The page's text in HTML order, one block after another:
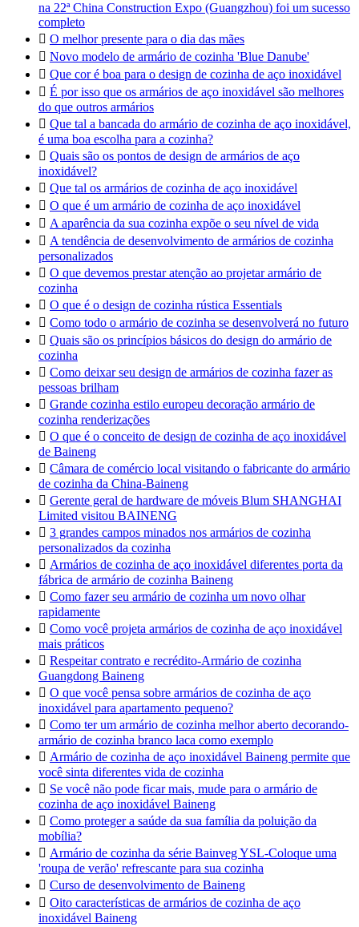
na 22ª China Construction Expo (Guangzhou) foi um sucesso
completo
 O melhor presente para o dia das mães
 Novo modelo de armário de cozinha 'Blue Danube'
 Que cor é boa para o design de cozinha de aço inoxidável
 É por isso que os armários de aço inoxidável são melhores
do que outros armários
 Que tal a bancada do armário de cozinha de aço inoxidável,
é uma boa escolha para a cozinha?
 Quais são os pontos de design de armários de aço
inoxidável?
 Que tal os armários de cozinha de aço inoxidável
 O que é um armário de cozinha de aço inoxidável
 A aparência da sua cozinha expõe o seu nível de vida
 A tendência de desenvolvimento de armários de cozinha
personalizados
 O que devemos prestar atenção ao projetar armário de
cozinha
 O que é o design de cozinha rústica Essentials
 Como todo o armário de cozinha se desenvolverá no futuro
 Quais são os princípios básicos do design do armário de
cozinha
 Como deixar seu design de armários de cozinha fazer as
pessoas brilham
 Grande cozinha estilo europeu decoração armário de
cozinha renderizações
 O que é o conceito de design de cozinha de aço inoxidável
de Baineng
 Câmara de comércio local visitando o fabricante do armário
de cozinha da China-Baineng
 Gerente geral de hardware de móveis Blum SHANGHAI
Limited visitou BAINENG
 3 grandes campos minados nos armários de cozinha
personalizados da cozinha
 Armários de cozinha de aço inoxidável diferentes porta da
fábrica de armário de cozinha Baineng
 Como fazer seu armário de cozinha um novo olhar
rapidamente
 Como você projeta armários de cozinha de aço inoxidável
mais práticos
 Respeitar contrato e recrédito-Armário de cozinha
Guangdong Baineng
 O que você pensa sobre armários de cozinha de aço
inoxidável para apartamento pequeno?
 Como ter um armário de cozinha melhor aberto decorando-
armário de cozinha branco laca como exemplo
 Armário de cozinha de aço inoxidável Baineng permite que
você sinta diferentes vida de cozinha
 Se você não pode ficar mais, mude para o armário de
cozinha de aço inoxidável Baineng
 Como proteger a saúde da sua família da poluição da
mobília?
 Armário de cozinha da série Bainveg YSL-Coloque uma
'roupa de verão' refrescante para sua cozinha
 Curso de desenvolvimento de Baineng
 Oito características de armários de cozinha de aço
inoxidável Baineng